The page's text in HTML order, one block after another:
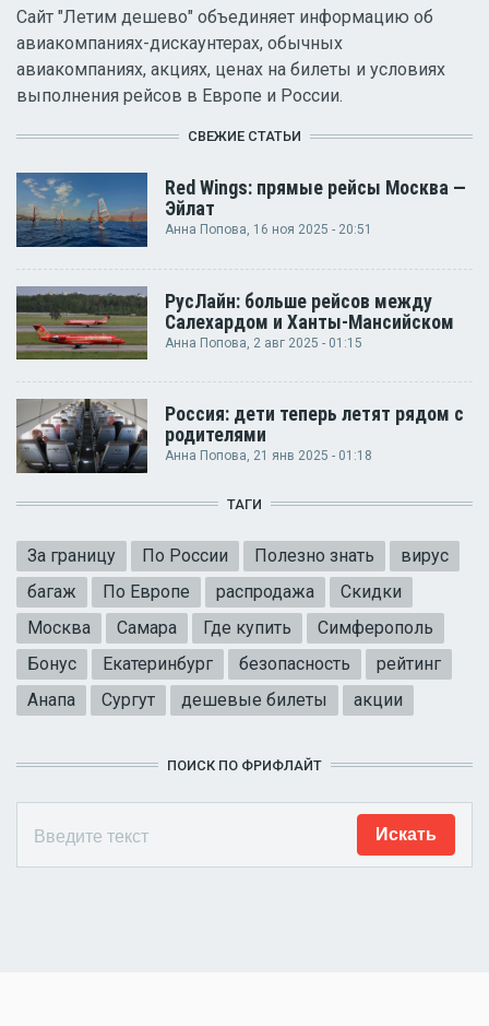
Сайт "Летим дешево" объединяет информацию об
авиакомпаниях-дискаунтерах, обычных
авиакомпаниях, акциях, ценах на билеты и условиях
выполнения рейсов в Европе и России.
СВЕЖИЕ СТАТЬИ
Red Wings: прямые рейсы Москва —
Эйлат
Анна Попова, 16 ноя 2025 - 20:51
РусЛайн: больше рейсов между
Салехардом и Ханты-Мансийском
Анна Попова , 2 авг 2025 - 01:15
Россия: дети теперь летят рядом с
родителями
Анна Попова, 21 янв 2025 - 01:18
ТАГИ
За границу По России Полезно знать
вирус
багаж
По Европе распродажа
Скидки
Москва
Самара Где купить
Симферополь
Бонус
Екатеринбург безопасность
рейтинг
Анапа
Сургут дешевые билеты акции
ПОИСК ПО ФРИФЛАЙТ